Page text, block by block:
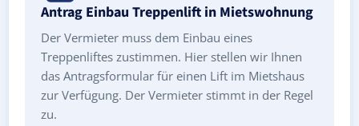
Antrag Einbau Treppenlift in Mietswohnung
Der Vermieter muss dem Einbau eines
Treppenliftes zustimmen. Hier stellen wir Ihnen
das Antragsformular für einen Lift im Mietshaus
zur Verfügung. Der Vermieter stimmt in der Regel
zu.